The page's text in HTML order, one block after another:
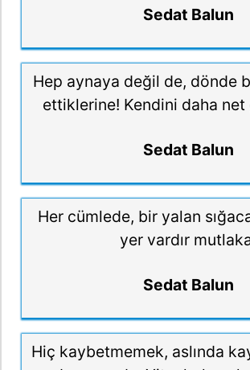
Sedat Balun
Hep aynaya değil de, dönde
ettiklerine! Kendini daha
Sedat Balun
Her cümlede, bir yalan
yer vardır
Sedat Balun
Hiç kaybetmemek, aslında